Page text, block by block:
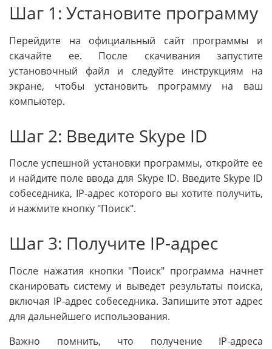
Шаг 1: Установите программу
Перейдите на официальный сайт программы и
скачайте ее. После скачивания запустите
установочный файл и следуйте инструкциям на
экране, чтобы установить программу на ваш
компьютер.
Шаг 2: Введите Skype ID
После успешной установки программы, откройте ее
и найдите поле ввода для Skype ID. Введите Skype ID
собеседника, IP-адрес которого вы хотите получить,
и нажмите кнопку "Поиск".
Шаг 3: Получите IP-адрес
После нажатия кнопки "Поиск" программа начнет
сканировать систему и выведет результаты поиска,
включая IP-адрес собеседника. Запишите этот адрес
для дальнейшего использования.
Важно помнить, что получение IP-адреса